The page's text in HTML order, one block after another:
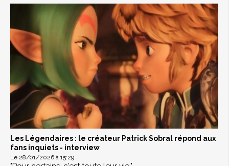
Les Légendaires : le créateur Patrick Sobral répond aux
fans inquiets - interview
Le 28/01/2026 à 15:29